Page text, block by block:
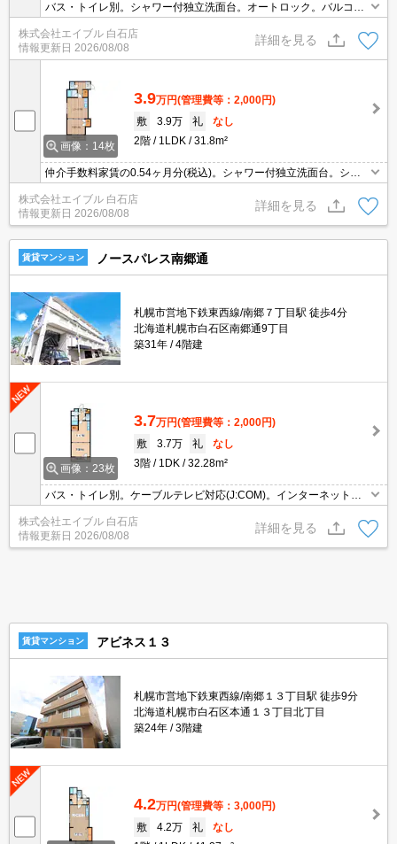
バス・トイレ別。シャワー付独立洗面台。オートロック。バルコニ
ー。クローゼット付。オンライン内見相談可。契約金（初期費用）
クレジット決済可。仲介手数料家賃の0.55ヶ月分。コンビニへ450
m。
株式会社エイブル 白石店
情報更新日 2026/08/08
詳細を見る
画像：14枚
3.9万円(管理費等：2,000円)
敷
3.9万 礼
なし
2階
1LDK 31.8m²
仲介手数料家賃の0.54ヶ月分(税込)。シャワー付独立洗面台。シャ
ンドレ。オートロック。バルコニー。シャンドレ。クローゼット
付。UT有り。シャワー付独立洗面台。初期費用クレジット払い可
能。
株式会社エイブル 白石店
情報更新日 2026/08/08
詳細を見る
賃貸マンション ノースパレス南郷通
札幌市営地下鉄東西線/南郷７丁目駅 徒歩4分
北海道札幌市白石区南郷通9丁目
築31年
4階建
画像：23枚
3.7万円(管理費等：2,000円)
敷
3.7万 礼
なし
3階
1DK 32.28m²
バス・トイレ別。ケーブルテレビ対応(J:COM)。インターネット接
続設備あり。コンビニが近く(180m)買物便利。スーパーへ500m 自
転車での買物も便利。契約金（初期費用）クレジット決済可。
株式会社エイブル 白石店
情報更新日 2026/08/08
詳細を見る
賃貸マンション アビネス１３
札幌市営地下鉄東西線/南郷１３丁目駅 徒歩9分
北海道札幌市白石区本通１３丁目北丁目
築24年
3階建
4.2万円(管理費等：3,000円)
敷
4.2万 礼
なし